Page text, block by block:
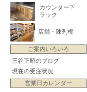
カウンター下
ラック
店舗・陳列棚
ご案内いろいろ
三谷正昭のブログ
現在の受注状況
営業日カレンダー